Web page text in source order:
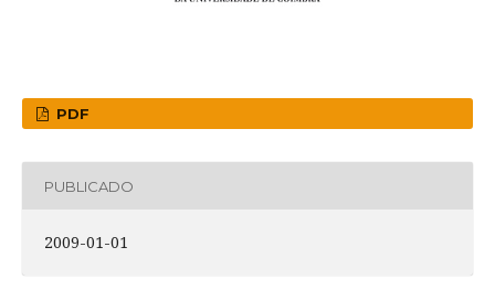
PDF
PUBLICADO
2009-01-01